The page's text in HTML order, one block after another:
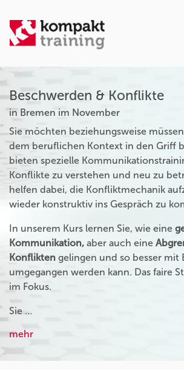
Beschwerden & Konflikte
in Bremen im November
Sie möchten beziehungsweise
dem beruflichen Kontext in den Griff
bieten spezielle
Konflikte zu verstehen und neu zu
helfen dabei, die Konfliktmechanik
wieder konstruktiv ins Gespräch zu
In unserem Kurs lernen Sie, wie eine
Kommunikation, aber auch eine
Konflikten gelingen und so besser mit
umgegangen werden kann. Das faire
im Fokus.
Sie …
mehr